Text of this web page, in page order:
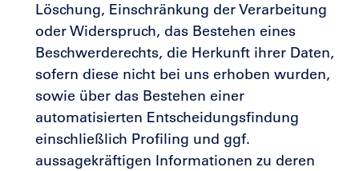
Löschung, Einschränkung der Verarbeitung
oder Widerspruch, das Bestehen eines
Beschwerderechts, die Herkunft ihrer Daten,
sofern diese nicht bei uns erhoben wurden,
sowie über das Bestehen einer
automatisierten Entscheidungsfindung
einschließlich Profiling und ggf.
aussagekräftigen Informationen zu deren